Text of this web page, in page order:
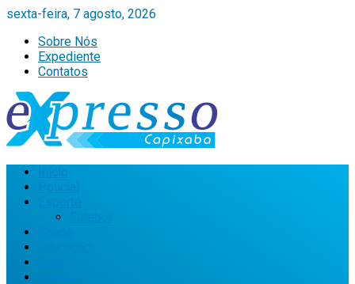
sexta-feira, 7 agosto, 2026
Sobre Nós
Expediente
Contatos